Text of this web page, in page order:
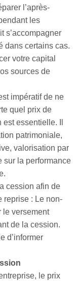
l’après-
les
s’accompagner
dans certains cas.
votre capital
sources de
impératif de ne
quel prix de
essentielle. Il
patrimoniale,
valorisation par
sur la performance
cession afin de
reprise : Le non-
le versement
de la cession.
d’informer
le prix